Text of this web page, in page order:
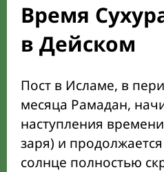
Время
в Дейском
Пост в Исламе, в
месяца Рамадан,
наступления
заря) и
солнце полностью